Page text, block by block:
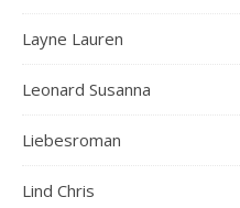
Layne Lauren
Leonard Susanna
Liebesroman
Lind Chris